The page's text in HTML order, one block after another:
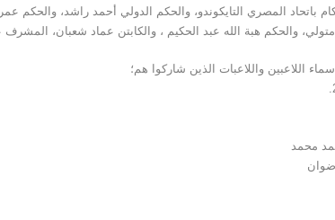
باتحاد المصري التايكوندو، والحكم الدولي أحمد راشد، والحكم
والحكم هبة الله عبد الحكيم ، والكابتن عماد شعبان، المشرف
اللاعبين واللاعبات الذين شاركوا هم؛